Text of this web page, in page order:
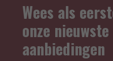
Wees als
onze
aanbiedingen